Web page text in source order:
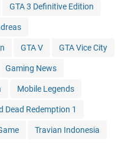
GTA 3 Definitive Edition
GTA V GTA Vice City
Gaming News
Mobile Legends
Dead Redemption 1
Travian Indonesia